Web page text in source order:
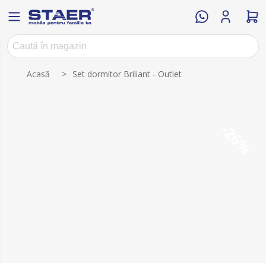
Acasă > Set dormitor Briliant - Outlet
Numele atributului Valoarea atributului